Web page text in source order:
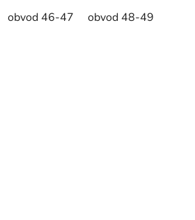
obvod 46-47 obvod 48-49